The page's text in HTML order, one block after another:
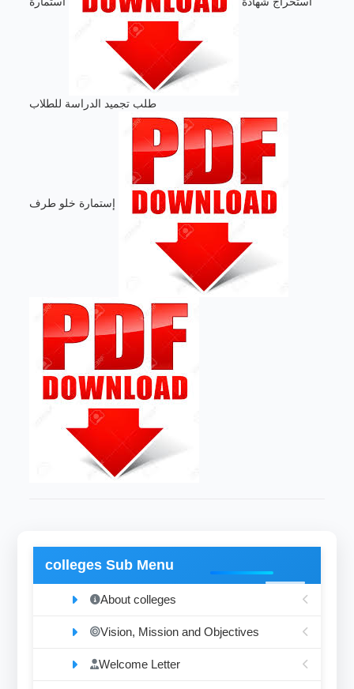
طلب تجميد الدراسة للطلاب
إستمارة خلو طرف
colleges Sub Menu
About colleges
Vision, Mission and Objectives
Welcome Letter